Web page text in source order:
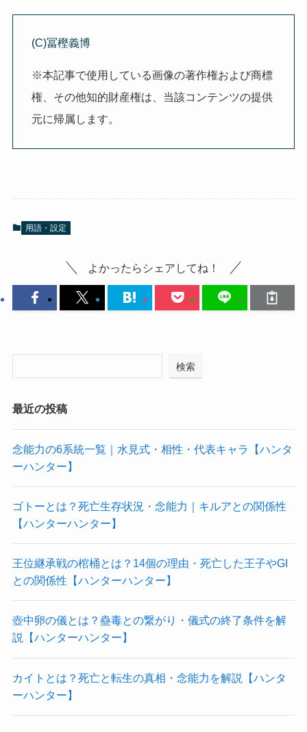
(C)冨樫義博
※本記事で使用している画像の著作権および商標
権、その他知的財産権は、当該コンテンツの提供
元に帰属します。
用語・設定
よかったらシェアしてね！
検索
最近の投稿
念能力の6系統一覧｜水見式・相性・代表キャラ【ハンタ
ーハンター】
ゴトーとは？死亡生存状況・念能力｜キルアとの関係性
【ハンターハンター】
王位継承戦の棺桶とは？14個の理由・死亡した王子やGI
との関係性【ハンターハンター】
壺中卵の儀とは？蠱毒との繋がり・儀式の終了条件を解
説【ハンターハンター】
カイトとは？死亡と転生の真相・念能力を解説【ハンタ
ーハンター】